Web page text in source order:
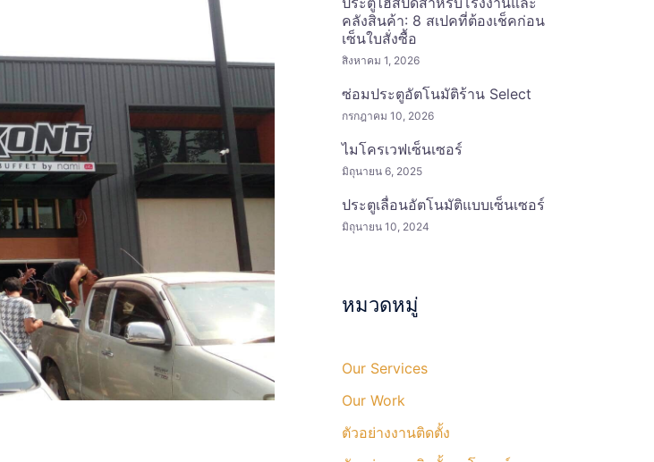
คลังสินค้า: 8 สเปคที่ต้องเช็คก่อน
เซ็นใบสั่งซื้อ
สิงหาคม 1, 2026
ซ่อมประตูอัตโนมัติร้าน Select
กรกฎาคม 10, 2026
ไมโครเวฟเซ็นเซอร์
มิถุนายน 6, 2025
ประตูเลื่อนอัตโนมัติแบบเซ็นเซอร์
มิถุนายน 10, 2024
หมวดหมู่
Our Services
Our Work
ตัวอย่างงานติดตั้ง